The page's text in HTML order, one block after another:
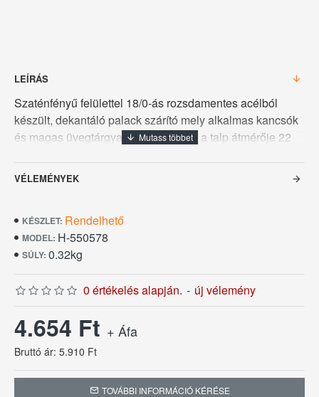
LEÍRÁS
Szaténfényű felülettel 18/0-ás rozsdamentes acélból
készült, dekantáló palack szárító mely alkalmas kancsók
és magas üvegtárgyak szárítására is a talp átmérője 22
VÉLEMÉNYEK
KÉSZLET: Rendelhető
MODEL: H-550578
SÚLY: 0.32kg
0 értékelés alapján. - új vélemény
4.654 Ft + Áfa
Bruttó ár: 5.910 Ft
TOVÁBBI INFORMÁCIÓ KÉRÉSE